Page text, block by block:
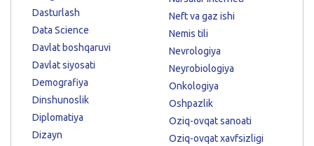
Dasturlash
Data Science
Davlat boshqaruvi
Davlat siyosati
Demografiya
Dinshunoslik
Diplomatiya
Dizayn
Neft va gaz ishi
Nemis tili
Nevrologiya
Neyrobiologiya
Onkologiya
Oshpazlik
Oziq-ovqat sanoati
Oziq-ovqat xavfsizligi